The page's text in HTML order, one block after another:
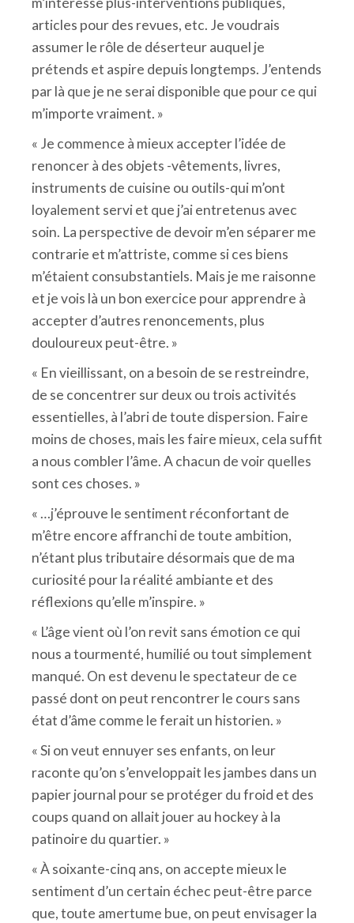
articles pour des revues, etc. Je voudrais
assumer le rôle de déserteur auquel je
prétends et aspire depuis longtemps. J’entends
par là que je ne serai disponible que pour ce qui
m’importe vraiment. »
« Je commence à mieux accepter l’idée de
renoncer à des objets -vêtements, livres,
instruments de cuisine ou outils-qui m’ont
loyalement servi et que j’ai entretenus avec
soin. La perspective de devoir m’en séparer me
contrarie et m’attriste, comme si ces biens
m’étaient consubstantiels. Mais je me raisonne
et je vois là un bon exercice pour apprendre à
accepter d’autres renoncements, plus
douloureux peut-être. »
« En vieillissant, on a besoin de se restreindre,
de se concentrer sur deux ou trois activités
essentielles, à l’abri de toute dispersion. Faire
moins de choses, mais les faire mieux, cela suffit
a nous combler l’âme. A chacun de voir quelles
sont ces choses. »
« …j’éprouve le sentiment réconfortant de
m’être encore affranchi de toute ambition,
n’étant plus tributaire désormais que de ma
curiosité pour la réalité ambiante et des
réflexions qu’elle m’inspire. »
« L’âge vient où l’on revit sans émotion ce qui
nous a tourmenté, humilié ou tout simplement
manqué. On est devenu le spectateur de ce
passé dont on peut rencontrer le cours sans
état d’âme comme le ferait un historien. »
« Si on veut ennuyer ses enfants, on leur
raconte qu’on s’enveloppait les jambes dans un
papier journal pour se protéger du froid et des
coups quand on allait jouer au hockey à la
patinoire du quartier. »
« À soixante-cinq ans, on accepte mieux le
sentiment d’un certain échec peut-être parce
que, toute amertume bue, on peut envisager la